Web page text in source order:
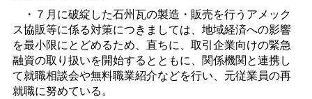
・７月に破綻した石州瓦の製造・販売を行うアメック
ス協販等に係る対策につきましては、地域経済への影響
を最小限にとどめるため、直ちに、取引企業向けの緊急
融資の取り扱いを開始するとともに、関係機関と連携し
て就職相談会や無料職業紹介などを行い、元従業員の再
就職に努めている。